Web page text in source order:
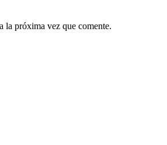
la próxima vez que comente.